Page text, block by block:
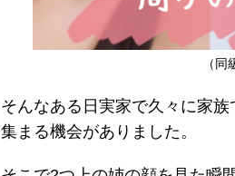
（
そんなある日実家で久々に家族
集まる機会がありました。